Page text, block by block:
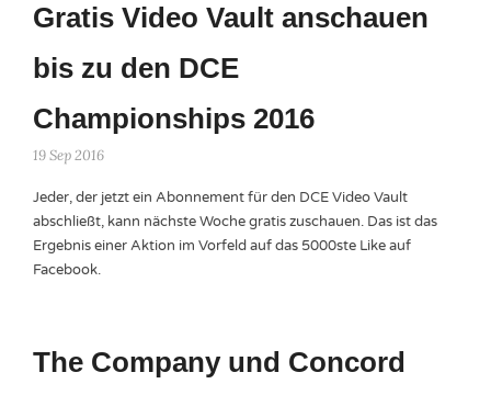
Gratis Video Vault anschauen
bis zu den DCE
Championships 2016
19 Sep 2016
Jeder, der jetzt ein Abonnement für den DCE Video Vault
abschließt, kann nächste Woche gratis zuschauen. Das ist das
Ergebnis einer Aktion im Vorfeld auf das 5000ste Like auf
Facebook.
The Company und Concord